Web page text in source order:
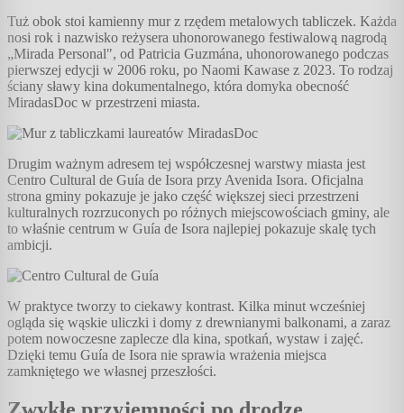
Tuż obok stoi kamienny mur z rzędem metalowych tabliczek. Każda
nosi rok i nazwisko reżysera uhonorowanego festiwalową nagrodą
„Mirada Personal", od Patricia Guzmána, uhonorowanego podczas
pierwszej edycji w 2006 roku, po Naomi Kawase z 2023. To rodzaj
ściany sławy kina dokumentalnego, która domyka obecność
MiradasDoc w przestrzeni miasta.
Drugim ważnym adresem tej współczesnej warstwy miasta jest
Centro Cultural de Guía de Isora przy Avenida Isora. Oficjalna
strona gminy pokazuje je jako część większej sieci przestrzeni
kulturalnych rozrzuconych po różnych miejscowościach gminy, ale
to właśnie centrum w Guía de Isora najlepiej pokazuje skalę tych
ambicji.
W praktyce tworzy to ciekawy kontrast. Kilka minut wcześniej
ogląda się wąskie uliczki i domy z drewnianymi balkonami, a zaraz
potem nowoczesne zaplecze dla kina, spotkań, wystaw i zajęć.
Dzięki temu Guía de Isora nie sprawia wrażenia miejsca
zamkniętego we własnej przeszłości.